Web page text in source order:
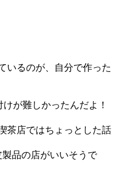
いるのが、自分で作った
が難しかったんだよ！
茶店ではちょっとした話
品の店がいいそうで